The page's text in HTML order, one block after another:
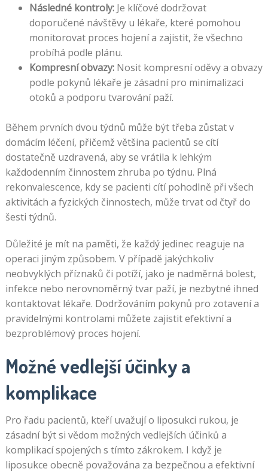
Následné kontroly:Je klíčové dodržovat
doporučené návštěvy u lékaře, které pomohou
monitorovat proces hojení a zajistit, že všechno
probíhá podle plánu.
Kompresní obvazy:Nosit kompresní oděvy a obvazy
podle pokynů lékaře je zásadní pro minimalizaci
otoků a podporu tvarování paží.
Během prvních dvou týdnů může být třeba zůstat v
domácím léčení, přičemž většina pacientů se cítí
dostatečně uzdravená, aby se vrátila k lehkým
každodenním činnostem zhruba po týdnu. Plná
rekonvalescence, kdy se pacienti cítí pohodlně při všech
aktivitách a fyzických činnostech, může trvat od čtyř do
šesti týdnů.
Důležité je mít na paměti, že každý jedinec reaguje na
operaci jiným způsobem. V případě jakýchkoliv
neobvyklých příznaků či potíží, jako je nadměrná bolest,
infekce nebo nerovnoměrný tvar paží, je nezbytné ihned
kontaktovat lékaře. Dodržováním pokynů pro zotavení a
pravidelnými kontrolami můžete zajistit efektivní a
bezproblémový proces hojení.
Možné vedlejší účinky a
komplikace
Pro řadu pacientů, kteří uvažují o liposukci rukou, je
zásadní být si vědom možných vedlejších účinků a
komplikací spojených s tímto zákrokem. I když je
liposukce obecně považována za bezpečnou a efektivní